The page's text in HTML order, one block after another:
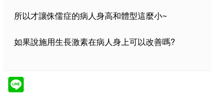
所以才讓侏儒症的病人身高和體型這麼小~
如果說施用生長激素在病人身上可以改善嗎?